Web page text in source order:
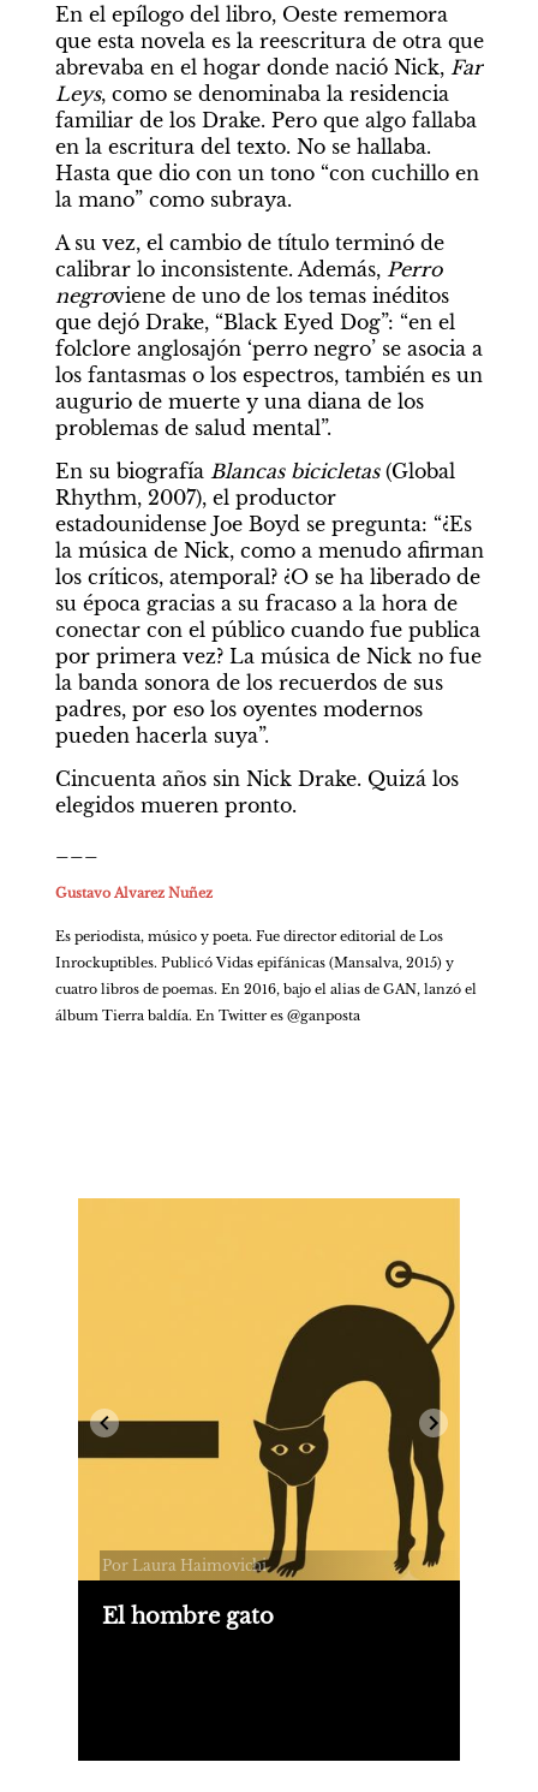
En el epílogo del libro, Oeste rememora
que esta novela es la reescritura de otra que
abrevaba en el hogar donde nació Nick, Far
Leys, como se denominaba la residencia
familiar de los Drake. Pero que algo fallaba
en la escritura del texto. No se hallaba.
Hasta que dio con un tono “con cuchillo en
la mano” como subraya.
A su vez, el cambio de título terminó de
calibrar lo inconsistente. Además, Perro
negroviene de uno de los temas inéditos
que dejó Drake, “Black Eyed Dog”: “en el
folclore anglosajón ‘perro negro’ se asocia a
los fantasmas o los espectros, también es un
augurio de muerte y una diana de los
problemas de salud mental”.
En su biografía Blancas bicicletas (Global
Rhythm, 2007), el productor
estadounidense Joe Boyd se pregunta: “¿Es
la música de Nick, como a menudo afirman
los críticos, atemporal? ¿O se ha liberado de
su época gracias a su fracaso a la hora de
conectar con el público cuando fue publica
por primera vez? La música de Nick no fue
la banda sonora de los recuerdos de sus
padres, por eso los oyentes modernos
pueden hacerla suya”.
Cincuenta años sin Nick Drake. Quizá los
elegidos mueren pronto.
Gustavo Alvarez Nuñez
Es periodista, músico y poeta. Fue director editorial de Los
Inrockuptibles. Publicó Vidas epifánicas (Mansalva, 2015) y
cuatro libros de poemas. En 2016, bajo el alias de GAN, lanzó el
álbum Tierra baldía. En Twitter es @ganposta
Por Laura Haimovichi
El hombre gato
para su novela "Caracat".